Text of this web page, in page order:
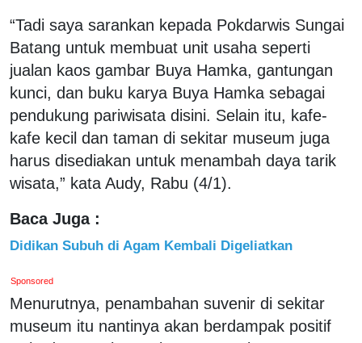
“Tadi saya sarankan kepada Pokdarwis Sungai
Batang untuk membuat unit usaha seperti
jualan kaos gambar Buya Hamka, gantungan
kunci, dan buku karya Buya Hamka sebagai
pendukung pariwisata disini. Selain itu, kafe-
kafe kecil dan taman di sekitar museum juga
harus disediakan untuk menambah daya tarik
wisata,” kata Audy, Rabu (4/1).
Baca Juga :
Didikan Subuh di Agam Kembali Digeliatkan
Sponsored
Menurutnya, penambahan suvenir di sekitar
museum itu nantinya akan berdampak positif